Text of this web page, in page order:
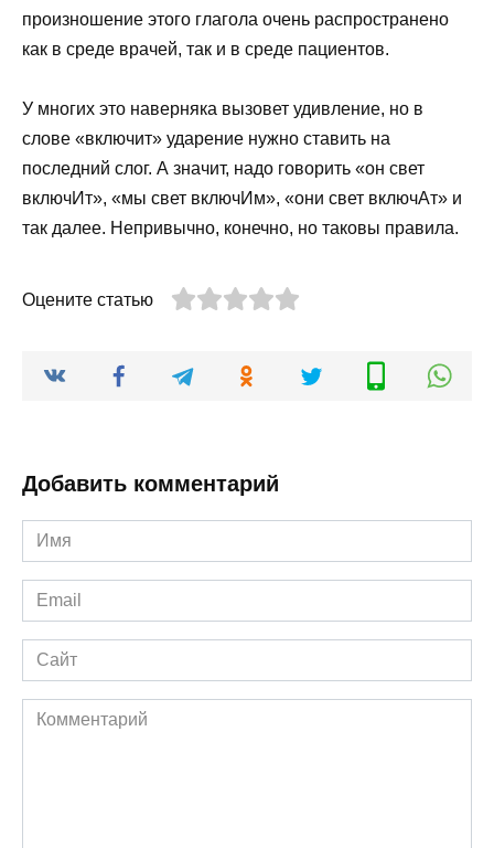
произношение этого глагола очень распространено
как в среде врачей, так и в среде пациентов.
У многих это наверняка вызовет удивление, но в
слове «включит» ударение нужно ставить на
последний слог. А значит, надо говорить «он свет
включИт», «мы свет включИм», «они свет включАт» и
так далее. Непривычно, конечно, но таковы правила.
Оцените статью
Добавить комментарий
Имя
*
Email
*
Сайт
Комментарий